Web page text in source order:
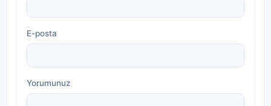
E-posta
Yorumunuz